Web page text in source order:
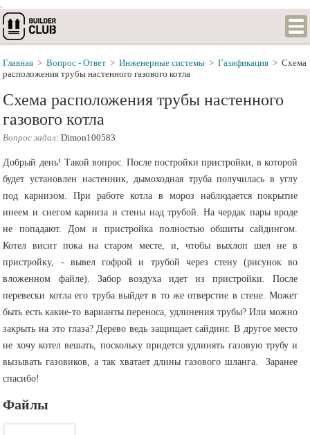
.
Главная > Вопрос - Ответ > Инженерные системы > Газификация > Схема
расположения трубы настенного газового котла
Схема расположения трубы настенного
газового котла
Вопрос задал: Dimon100583
Добрый день! Такой вопрос. После постройки пристройки, в которой
будет установлен настенник, дымоходная труба получилась в углу
под карнизом. При работе котла в мороз наблюдается покрытие
инеем и снегом карниза и стены над трубой. На чердак пары вроде
не попадают. Дом и пристройка полностью обшиты сайдингом.
Котел висит пока на старом месте, и, чтобы выхлоп шел не в
пристройку, - вывел гофрой и трубой через стену (рисунок во
вложенном файле). Забор воздуха идет из пристройки. После
перевески котла его труба выйдет в то же отверстие в стене. Может
быть есть какие-то варианты переноса, удлинения трубы? Или можно
закрыть на это глаза? Дерево ведь защищает сайдинг. В другое место
не хочу котел вешать, поскольку придется удлинять газовую трубу и
вызывать газовиков, а так хватает длины газового шланга. Заранее
спасибо!
Файлы